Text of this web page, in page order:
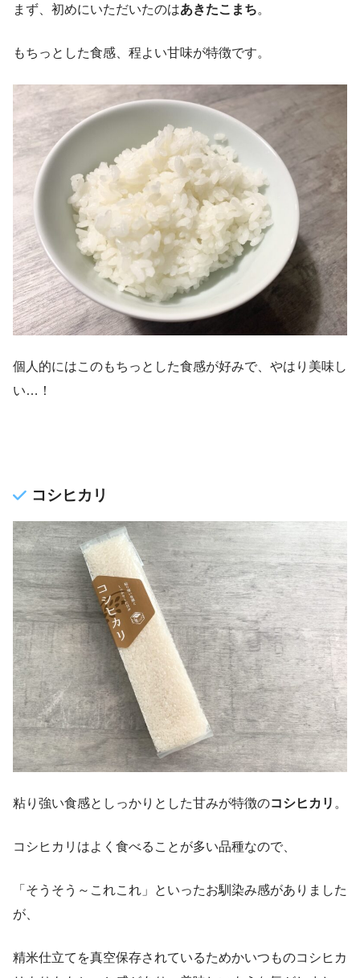
まず、初めにいただいたのはあきたこまち。
もちっとした食感、程よい甘味が特徴です。
個人的にはこのもちっとした食感が好みで、やはり美味し
い…！
コシヒカリ
粘り強い食感としっかりとした甘みが特徴のコシヒカリ 。
コシヒカリはよく食べることが多い品種なので、
「そうそう～これこれ」といったお馴染み感がありました
が、
精米仕立てを真空保存されているためかいつものコシヒカ